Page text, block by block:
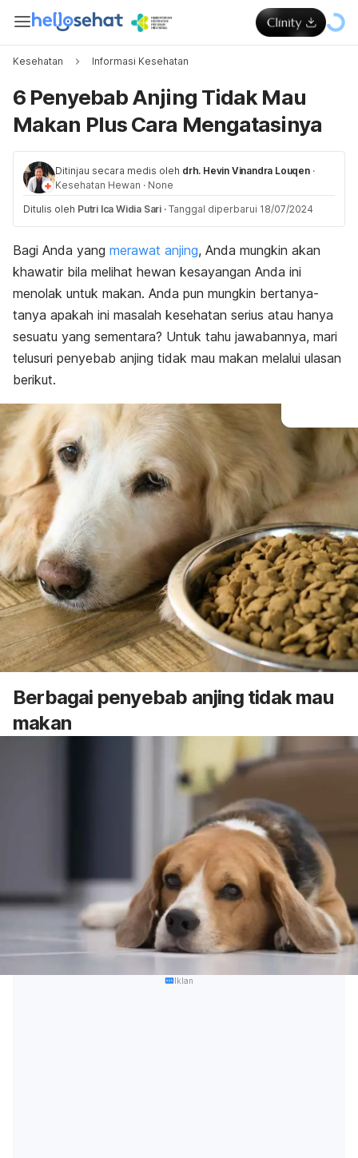
Kesehatan Informasi Kesehatan
6 Penyebab Anjing Tidak Mau
Makan Plus Cara Mengatasinya
Ditinjau secara medis oleh drh. Hevin Vinandra Louqen ·
Kesehatan Hewan · None
Ditulis oleh Putri Ica Widia Sari · Tanggal diperbarui 18/07/2024
Bagi Anda yang merawat anjing, Anda mungkin akan
khawatir bila melihat hewan kesayangan Anda ini
menolak untuk makan. Anda pun mungkin bertanya-
tanya apakah ini masalah kesehatan serius atau hanya
sesuatu yang sementara? Untuk tahu jawabannya, mari
telusuri penyebab anjing tidak mau makan melalui ulasan
berikut.
Berbagai penyebab anjing tidak mau
makan
Iklan